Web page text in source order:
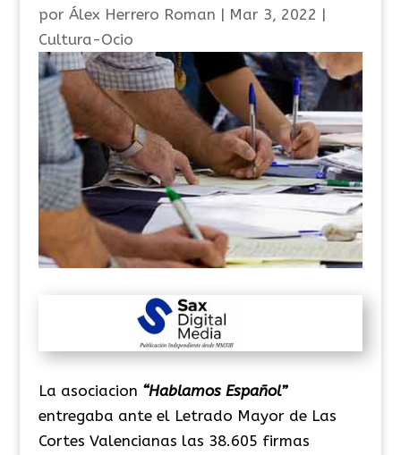
por Álex Herrero Roman | Mar 3, 2022 |
Cultura-Ocio
La asociacion “Hablamos Español”
entregaba ante el Letrado Mayor de Las
Cortes Valencianas las 38.605 firmas